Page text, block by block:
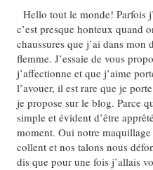
Hello tout le monde! Parfois
c’est presque honteux quand
chaussures que j’ai dans mon
flemme. J’essaie de vous
j’affectionne et que j’aime
l’avouer, il est rare que je
je propose sur le blog. Parce
simple et évident d’être
moment. Oui notre
collent et nos talons nous
dis que pour une fois j’allais